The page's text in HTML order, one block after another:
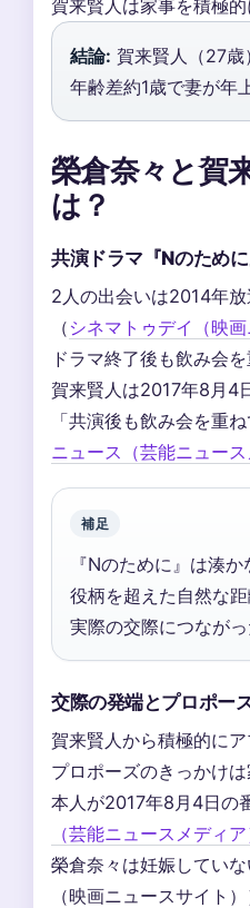
賀来賢人は家事を積極
結論: 賀来賢人（27歳
年齢差約1歳で妻が年
榮倉奈々と賀
は？
共演ドラマ『Nのために
2人の出会いは2014年
（ シネマトゥデイ（映画
ドラマ終了後も飲み会
賀来賢人は2017年8月4
「共演後も飲み会を重
ニュース（芸能ニュース
補足
『Nのために』は湊
役柄を超えた自然な距
実際の交際につながっ
交際の発端とプロポー
賀来賢人から積極的に
プロポーズのきっかけ
本人が2017年8月4日の
（芸能ニュースメディア
榮倉奈々は妊娠してい
（映画ニュースサイト）